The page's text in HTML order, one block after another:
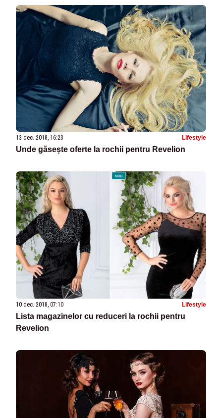
13 dec. 2018, 16:23 Lifestyle
Unde găsește oferte la rochii pentru Revelion
10 dec. 2018, 07:10 Lifestyle
Lista magazinelor cu reduceri la rochii pentru
Revelion